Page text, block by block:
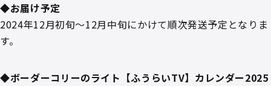
◆お届け予定
2024年12月初旬～12月中旬にかけて順次発送予定となりま
す。
◆ボーダーコリーのライト【ふうらいTV】カレンダー2025